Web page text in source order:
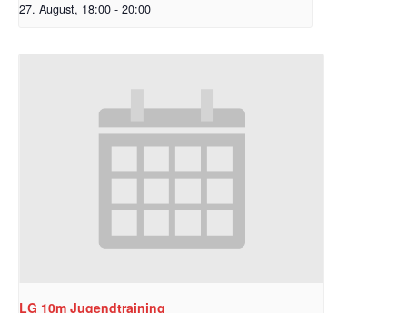
27. August, 18:00 - 20:00
LG 10m Jugendtraining